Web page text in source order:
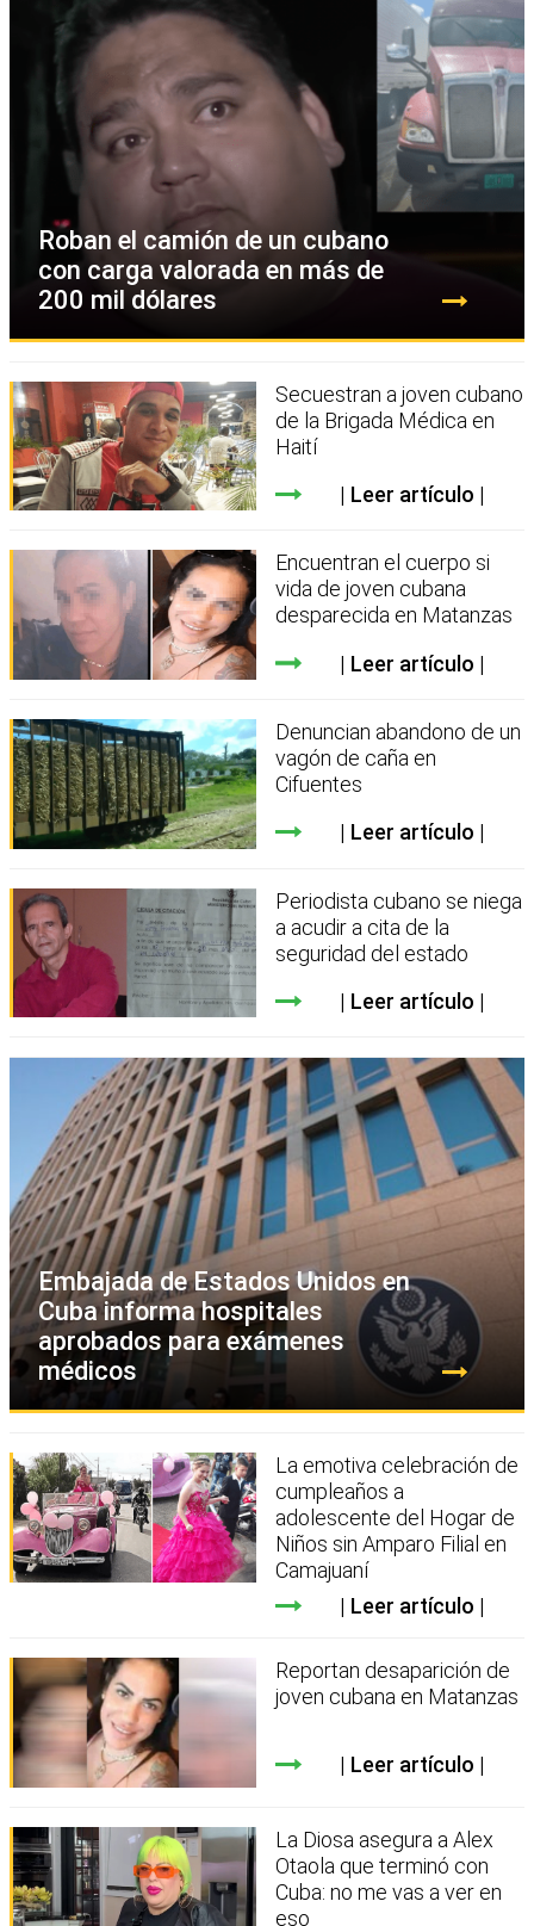
Roban el camión de un cubano
con carga valorada en más de
200 mil dólares
Secuestran a joven cubano
de la Brigada Médica en
Haití
Leer artículo
Encuentran el cuerpo si
vida de joven cubana
desparecida en Matanzas
Leer artículo
Denuncian abandono de un
vagón de caña en
Cifuentes
Leer artículo
Periodista cubano se niega
a acudir a cita de la
seguridad del estado
Leer artículo
Embajada de Estados Unidos en
Cuba informa hospitales
aprobados para exámenes
médicos
La emotiva celebración de
cumpleaños a
adolescente del Hogar de
Niños sin Amparo Filial en
Camajuaní
Leer artículo
Reportan desaparición de
joven cubana en Matanzas
Leer artículo
La Diosa asegura a Alex
Otaola que terminó con
Cuba: no me vas a ver en
eso